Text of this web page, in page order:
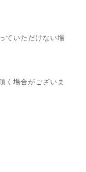
ていただけない場
く場合がございま